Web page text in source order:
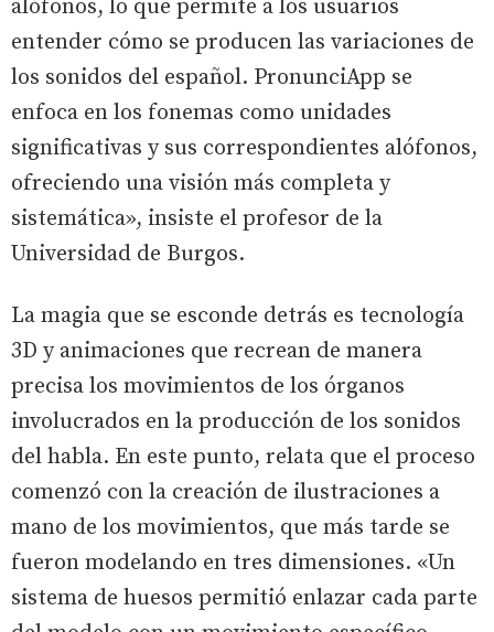
alófonos, lo que permite a los usuarios
entender cómo se producen las variaciones de
los sonidos del español. PronunciApp se
enfoca en los fonemas como unidades
significativas y sus correspondientes alófonos,
ofreciendo una visión más completa y
sistemática», insiste el profesor de la
Universidad de Burgos.
La magia que se esconde detrás es tecnología
3D y animaciones que recrean de manera
precisa los movimientos de los órganos
involucrados en la producción de los sonidos
del habla. En este punto, relata que el proceso
comenzó con la creación de ilustraciones a
mano de los movimientos, que más tarde se
fueron modelando en tres dimensiones. «Un
sistema de huesos permitió enlazar cada parte